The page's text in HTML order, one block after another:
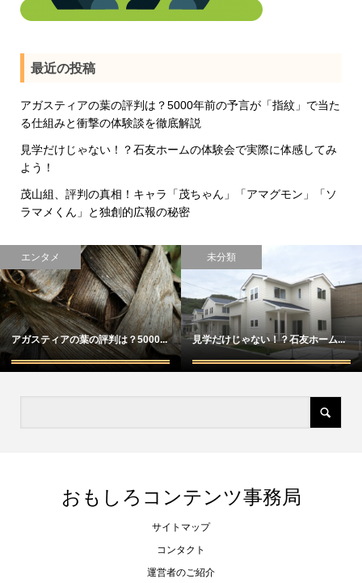
最近の投稿
アガスティアの葉の評判は？5000年前の予言が「指紋」で当た
る仕組みと衝撃の体験談を徹底解説
見学だけじゃない！？石友ホームの体験会で実際に体感してみ
よう！
茂山組、評判の真相！キャラ「茂ちゃん」「アマグモン」「ソ
ラマメくん」と独創的広報の秘密
エンタメ
アガスティアの葉の評判は？5000...
未分類
見学だけじゃない！？石友ホーム...
おもしろコンテンツ事務局
サイトマップ
コンタクト
運営者のご紹介